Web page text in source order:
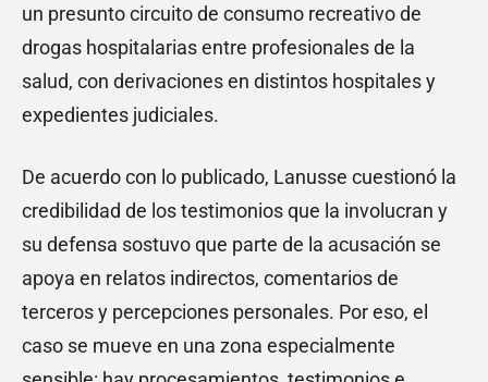
un presunto circuito de consumo recreativo de
drogas hospitalarias entre profesionales de la
salud, con derivaciones en distintos hospitales y
expedientes judiciales.
De acuerdo con lo publicado, Lanusse cuestionó la
credibilidad de los testimonios que la involucran y
su defensa sostuvo que parte de la acusación se
apoya en relatos indirectos, comentarios de
terceros y percepciones personales. Por eso, el
caso se mueve en una zona especialmente